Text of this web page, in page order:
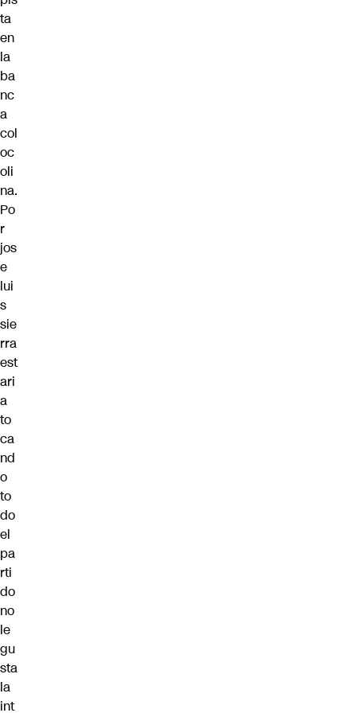
ta
en
la
ba
nc
a
col
oc
oli
na.
Po
r
jos
e
lui
s
sie
rra
est
ari
a
to
ca
nd
o
to
do
el
pa
rti
do
no
le
gu
sta
la
int